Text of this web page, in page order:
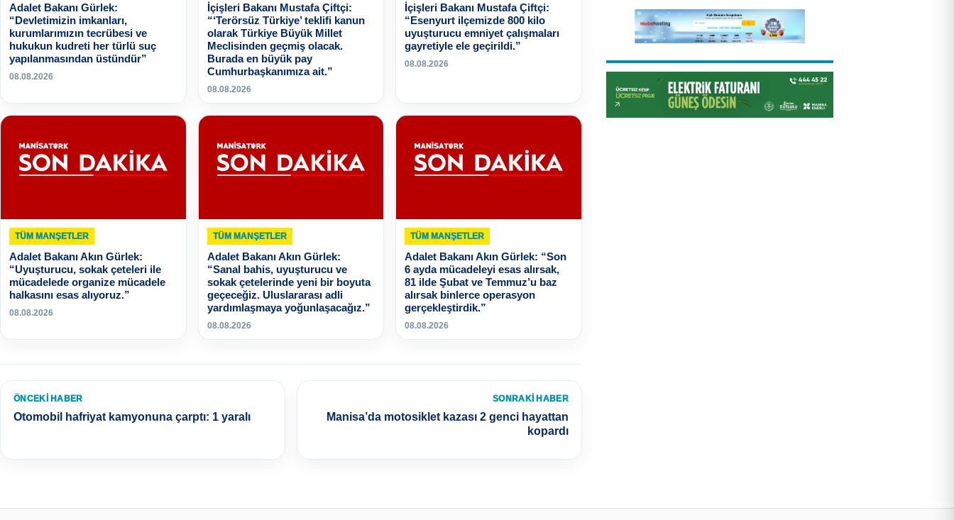
Adalet Bakanı Gürlek:
“Devletimizin imkanları,
kurumlarımızın tecrübesi ve
hukukun kudreti her türlü suç
yapılanmasından üstündür”
08.08.2026
İçişleri Bakanı Mustafa Çiftçi:
“‘Terörsüz Türkiye’ teklifi kanun
olarak Türkiye Büyük Millet
Meclisinden geçmiş olacak.
Burada en büyük pay
Cumhurbaşkanımıza ait.”
08.08.2026
İçişleri Bakanı Mustafa Çiftçi:
“Esenyurt ilçemizde 800 kilo
uyuşturucu emniyet çalışmaları
gayretiyle ele geçirildi.”
08.08.2026
TÜM MANŞETLER
Adalet Bakanı Akın Gürlek:
“Uyuşturucu, sokak çeteleri ile
mücadelede organize mücadele
halkasını esas alıyoruz.”
08.08.2026
TÜM MANŞETLER
Adalet Bakanı Akın Gürlek:
“Sanal bahis, uyuşturucu ve
sokak çetelerinde yeni bir boyuta
geçeceğiz. Uluslararası adli
yardımlaşmaya yoğunlaşacağız.”
08.08.2026
TÜM MANŞETLER
Adalet Bakanı Akın Gürlek: “Son
6 ayda mücadeleyi esas alırsak,
81 ilde Şubat ve Temmuz’u baz
alırsak binlerce operasyon
gerçekleştirdik.”
08.08.2026
ÖNCEKI HABER
Otomobil hafriyat kamyonuna çarptı: 1 yaralı
SONRAKI HABER
Manisa’da motosiklet kazası 2 genci hayattan
kopardı